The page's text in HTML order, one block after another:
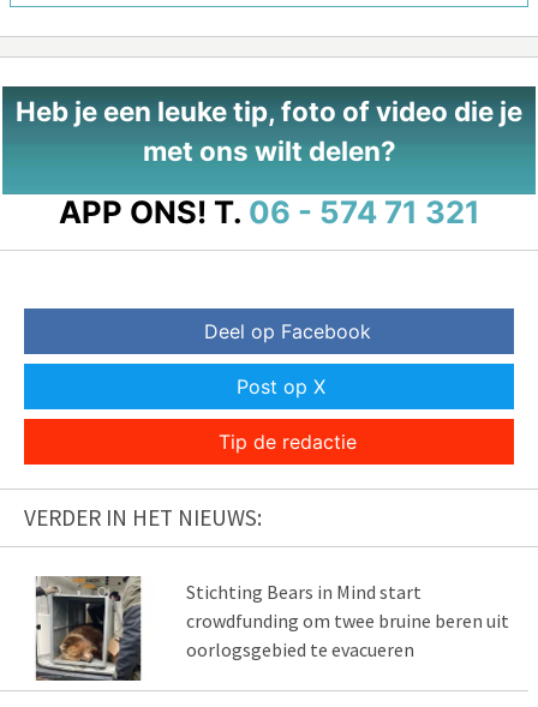
Heb je een leuke tip, foto of video die je
met ons wilt delen?
APP ONS! T. 06 - 574 71 321
Deel op Facebook
Post op X
Tip de redactie
VERDER IN HET NIEUWS:
Stichting Bears in Mind start
crowdfunding om twee bruine beren uit
oorlogsgebied te evacueren